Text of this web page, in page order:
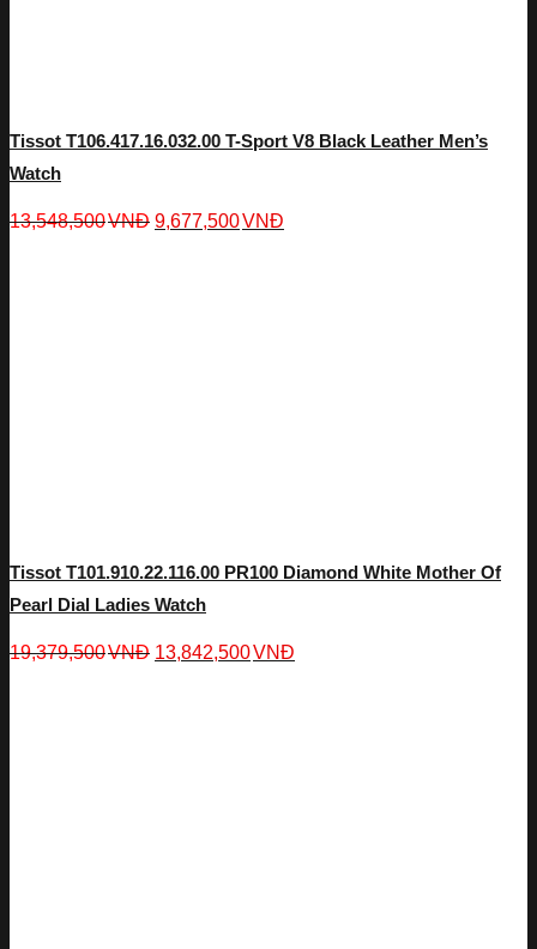
Tissot T106.417.16.032.00 T-Sport V8 Black Leather Men’s
Watch
13,548,500VNĐ 9,677,500VNĐ
Tissot T101.910.22.116.00 PR100 Diamond White Mother Of
Pearl Dial Ladies Watch
19,379,500VNĐ 13,842,500VNĐ